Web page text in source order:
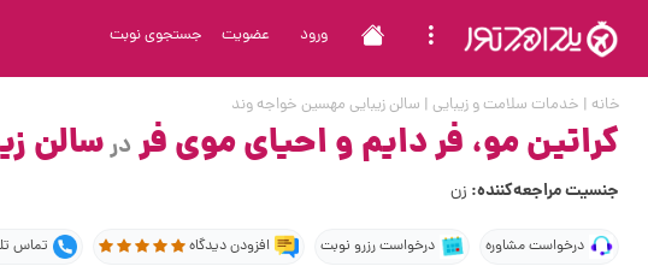
ورود عضویت جستجوی نوبت
خانه | خدمات سلامت و زیبایی | سالن زیبایی مهسین خواجه وند
کراتین مو، فر دایم و احیای موی فر درسالن
جنسیت مراجعه‌کننده: زن
درخواست مشاوره درخواست رزرو نوبت افزودن دیدگاه تماس